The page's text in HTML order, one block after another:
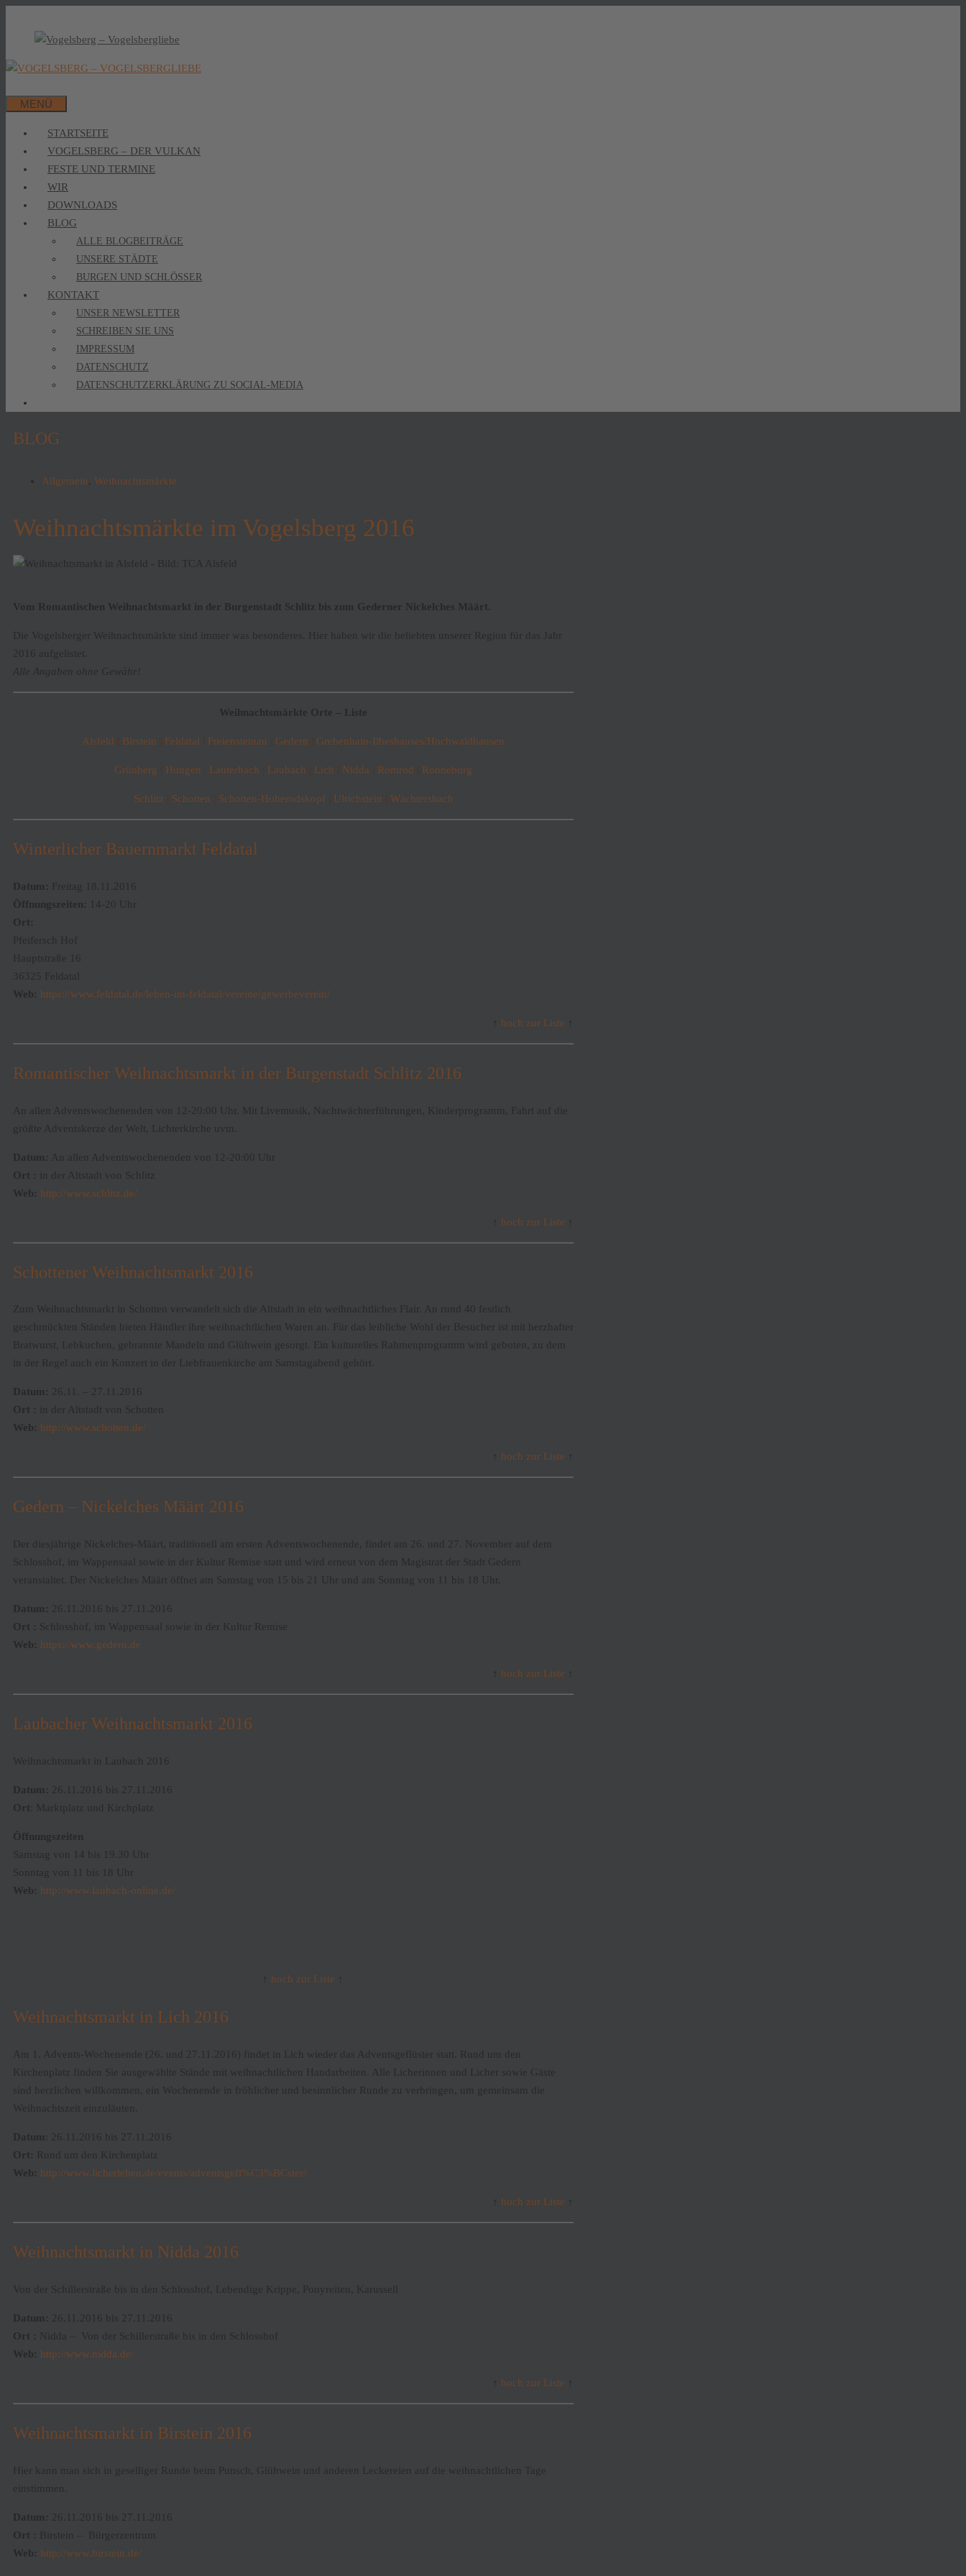
MENÜ
STARTSEITE
VOGELSBERG – DER VULKAN
FESTE UND TERMINE
WIR
DOWNLOADS
BLOG
ALLE BLOGBEITRÄGE
UNSERE STÄDTE
BURGEN UND SCHLÖSSER
KONTAKT
UNSER NEWSLETTER
SCHREIBEN SIE UNS
IMPRESSUM
DATENSCHUTZ
DATENSCHUTZERKLÄRUNG ZU SOCIAL-MEDIA
BLOG
Allgemein Weihnachtsmärkte
Weihnachtsmärkte im Vogelsberg 2016
Vom Romantischen Weihnachtsmarkt in der Burgenstadt Schlitz bis zum Gederner Nickelches Määrt.
Die Vogelsberger Weihnachtsmärkte sind immer was besonderes. Hier haben wir die beliebten unserer Region für das Jahr
2016 aufgelistet.
Alle Angaben ohne Gewähr!
Weihnachtsmärkte Orte – Liste
Alsfeld | Birstein | Feldatal | Freiensteinau | Gedern | Grebenhain-Ilbeshauses/Hochwaldhausen
Grünberg | Hungen | Lauterbach | Laubach | Lich | Nidda | Romrod | Ronneburg
Schlitz | Schotten | Schotten-Hoherodskopf | Ulrichstein | Wächtersbach
Winterlicher Bauernmarkt Feldatal
Datum: Freitag 18.11.2016
Öffnungszeiten:
14-20 Uhr
Ort:
Pfeifersch Hof
Hauptstraße 16
36325 Feldatal
Web: https://www.feldatal.de/leben-im-feldatal/vereine/gewerbeverein/
↑ hoch zur Liste ↑
Romantischer Weihnachtsmarkt in der Burgenstadt Schlitz 2016
An allen Adventswochenenden von 12-20:00 Uhr. Mit Livemusik, Nachtwächterführungen, Kinderprogramm, Fahrt auf die
größte Adventskerze der Welt, Lichterkirche uvm.
Datum:
An allen Adventswochenenden von 12-20:00 Uhr
Ort :
in der Altstadt von Schlitz
Web: http://www.schlitz.de/
↑ hoch zur Liste ↑
Schottener Weihnachtsmarkt 2016
Zum Weihnachtsmarkt in Schotten verwandelt sich die Altstadt in ein weihnachtliches Flair. An rund 40 festlich
geschmückten Ständen bieten Händler ihre weihnachtlichen Waren an. Für das leibliche Wohl der Besucher ist mit herzhafter
Bratwurst, Lebkuchen, gebrannte Mandeln und Glühwein gesorgt. Ein kulturelles Rahmenprogramm wird geboten, zu dem
in der Regel auch ein Konzert in der Liebfrauenkirche am Samstagabend gehört.
Datum: 26.11. – 27.11.2016
Ort :
in der Altstadt von Schotten
Web: http://www.schotten.de/
↑ hoch zur Liste ↑
Gedern – Nickelches Määrt 2016
Der diesjährige Nickelches-Määrt, traditionell am ersten Adventswochenende, findet am 26. und 27. November auf dem
Schlosshof, im Wappensaal sowie in der Kultur Remise statt und wird erneut von dem Magistrat der Stadt Gedern
veranstaltet. Der Nickelches Määrt öffnet am Samstag von 15 bis 21 Uhr und am Sonntag von 11 bis 18 Uhr.
Datum: 26.11.2016 bis 27.11.2016
Ort : Schlosshof, im Wappensaal sowie in der Kultur Remise
Web: https://www.gedern.de
↑ hoch zur Liste ↑
Laubacher Weihnachtsmarkt 2016
Weihnachtsmarkt in Laubach 2016
Datum:
26.11.2016 bis 27.11.2016
Ort
: Marktplatz und Kirchplatz
Öffnungszeiten
Samstag von 14 bis 19.30 Uhr
Sonntag von 11 bis 18 Uhr
Web: http://www.laubach-online.de/
↑ hoch zur Liste ↑
Weihnachtsmarkt in Lich 2016
Am 1. Advents-Wochenende (26. und 27.11.2016) findet in Lich wieder das Adventsgeflüster statt. Rund um den
Kirchenplatz finden Sie ausgewählte Stände mit weihnachtlichen Handarbeiten. Alle Licherinnen und Licher sowie Gäste
sind herzlichen willkommen, ein Wochenende in fröhlicher und besinnlicher Runde zu verbringen, um gemeinsam die
Weihnachtszeit einzuläuten.
Datum
: 26.11.2016 bis 27.11.2016
Ort: Rund um den Kirchenplatz
Web: http://www.licherleben.de/events/adventsgefl%C3%BCster/
↑ hoch zur Liste ↑
Weihnachtsmarkt in Nidda 2016
Von der Schillerstraße bis in den Schlosshof, Lebendige Krippe, Ponyreiten, Karussell
Datum:
26.11.2016 bis 27.11.2016
Ort : Nidda – Von der Schillerstraße bis in den Schlosshof
Web: http://www.nidda.de/
↑ hoch zur Liste ↑
Weihnachtsmarkt in Birstein 2016
Hier kann man sich in geselliger Runde beim Punsch, Glühwein und anderen Leckereien auf die weihnachtlichen Tage
einstimmen.
Datum:
26.11.2016 bis 27.11.2016
Ort : Birstein – Bürgerzentrum
Web: http://www.birstein.de/